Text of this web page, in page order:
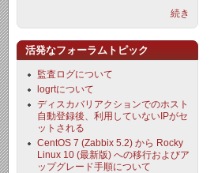
続き
活発なフォーラムトピック
監査ログについて
logrtについて
ディスカバリアクションでのホスト
自動登録後、利用していないIPがセ
ットされる
CentOS 7 (Zabbix 5.2) から Rocky
Linux 10 (最新版) への移行およびア
ップグレード手順について